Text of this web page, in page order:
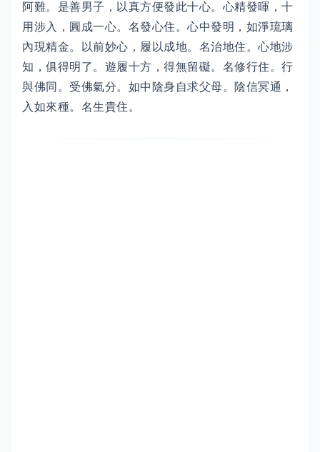
阿難。是善男子，以真方便發此十心。心精發暉，十
用涉入，圓成一心。名發心住。心中發明，如淨琉璃
內現精金。以前妙心，履以成地。名治地住。心地涉
知，俱得明了。遊履十方，得無留礙。名修行住。行
與佛同。受佛氣分。如中陰身自求父母。陰信冥通，
入如來種。名生貴住。